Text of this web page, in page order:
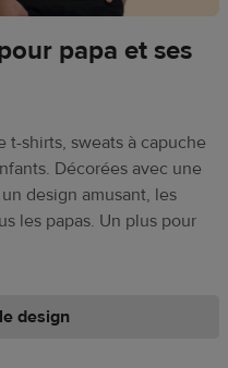
papa et ses
t-shirts, sweats à capuche
Décorées avec une
design amusant, les
les papas. Un plus pour
design